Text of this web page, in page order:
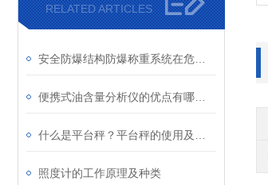
RELATED ARTICLES
照度计的工作原理及种类